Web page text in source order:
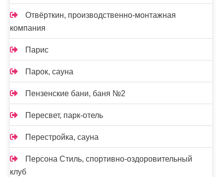
Отвёрткин, производственно-монтажная
компания
Парис
Парок, сауна
Пензенские бани, баня №2
Пересвет, парк-отель
Перестройка, сауна
Персона Стиль, спортивно-оздоровительный
клуб